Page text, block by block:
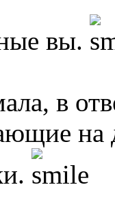
вы.
в
на